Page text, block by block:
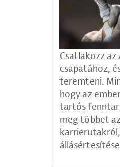
Csatlakozz
csapatához,
teremteni.
hogy az
tartós
meg többet